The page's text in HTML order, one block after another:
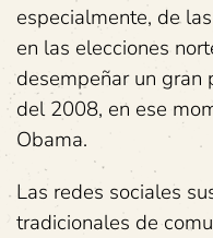
especialmente, de
en las elecciones
desempeñar un gran
del 2008, en ese
Obama.
Las redes sociales
tradicionales de